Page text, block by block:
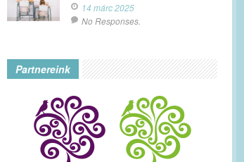
14 márc 2025
No Responses.
Partnereink